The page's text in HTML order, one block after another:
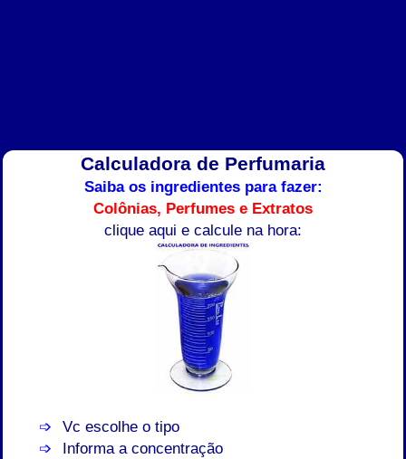
Calculadora de Perfumaria
Saiba os ingredientes para fazer:
Colônias, Perfumes e Extratos
clique aqui e calcule na hora:
Vc escolhe o tipo
Informa a concentração